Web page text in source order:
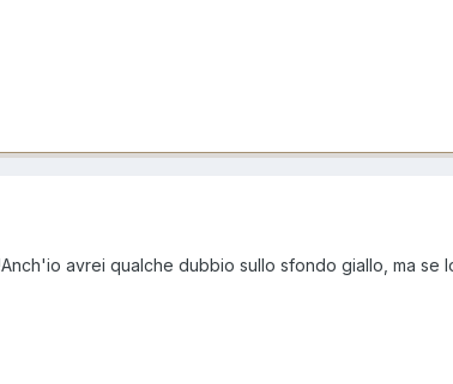
avrei qualche dubbio sullo sfondo giallo, ma se